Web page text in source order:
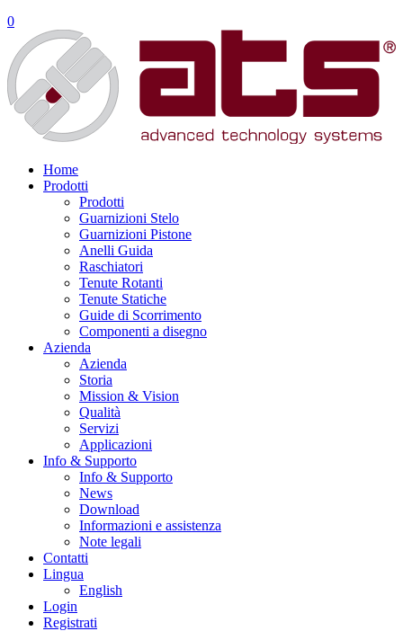
0
Home
Prodotti
Prodotti
Guarnizioni Stelo
Guarnizioni Pistone
Anelli Guida
Raschiatori
Tenute Rotanti
Tenute Statiche
Guide di Scorrimento
Componenti a disegno
Azienda
Azienda
Storia
Mission & Vision
Qualità
Servizi
Applicazioni
Info & Supporto
Info & Supporto
News
Download
Informazioni e assistenza
Note legali
Contatti
Lingua
English
Login
Registrati